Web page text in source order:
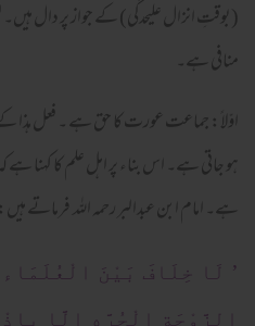
(بوقتِ انزال علیحدگی) کے جواز پر دال
منافی ہے۔
اوّلاً: جماعت عورت کا حق ہے ۔ فعل ہذا
ہو جاتی ہے۔ اس بناء پر اہل علم کا کہنا
ہے۔ امام ابن عبدالبر رحمہ اللہ فرماتے ہیں:
’ لَا خِلَافَ بَیْنَ
الزَّوْجَةِ الْحُرَّهِ إِلَّا